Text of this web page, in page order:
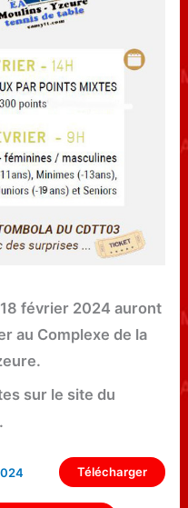
février 2024 auront
au Complexe de la
sur le site du
Télécharger